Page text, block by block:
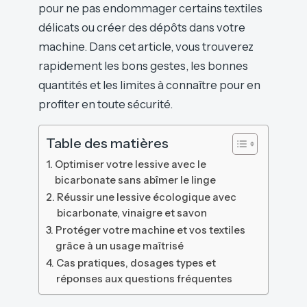
pour ne pas endommager certains textiles
délicats ou créer des dépôts dans votre
machine. Dans cet article, vous trouverez
rapidement les bons gestes, les bonnes
quantités et les limites à connaître pour en
profiter en toute sécurité.
Table des matières
Optimiser votre lessive avec le
bicarbonate sans abîmer le linge
Réussir une lessive écologique avec
bicarbonate, vinaigre et savon
Protéger votre machine et vos textiles
grâce à un usage maîtrisé
Cas pratiques, dosages types et
réponses aux questions fréquentes